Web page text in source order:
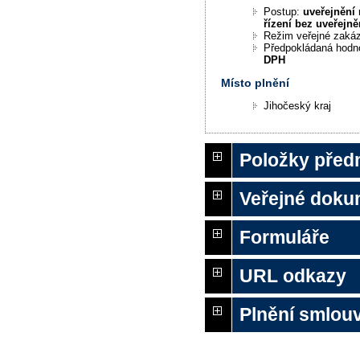
Postup:uveřejnění
řízení bez
Režim veřejné
Předpokládaná
DPH
Místo plnění
Jihočeský kraj
Položky
Veřejné
Formuláře
URL odkazy
Plnění